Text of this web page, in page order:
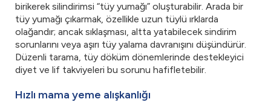
birikerek silindirimsi “tüy yumağı” oluşturabilir. Arada bir
tüy yumağı çıkarmak, özellikle uzun tüylü ırklarda
olağandır; ancak sıklaşması, altta yatabilecek sindirim
sorunlarını veya aşırı tüy yalama davranışını düşündürür.
Düzenli tarama, tüy döküm dönemlerinde destekleyici
diyet ve lif takviyeleri bu sorunu hafifletebilir.
Hızlı mama yeme alışkanlığı